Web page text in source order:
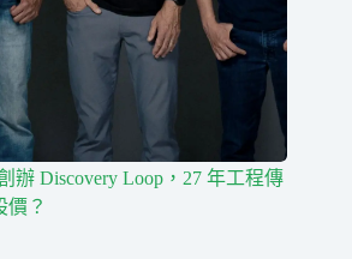
辦 Discovery Loop，27 年工程傳
價？